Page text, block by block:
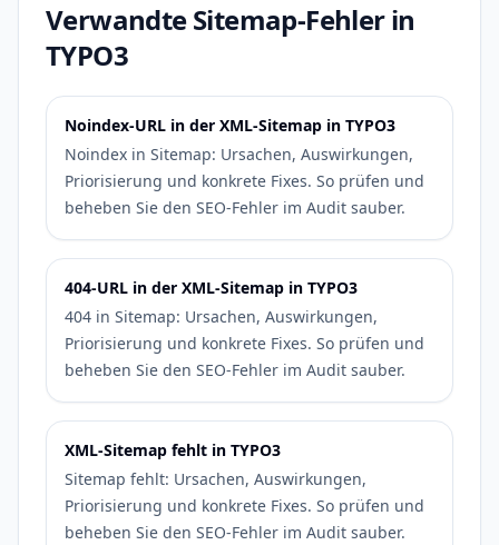
Verwandte Sitemap-Fehler in
TYPO3
Noindex-URL in der XML-Sitemap in TYPO3
Noindex in Sitemap: Ursachen, Auswirkungen,
Priorisierung und konkrete Fixes. So prüfen und
beheben Sie den SEO-Fehler im Audit sauber.
404-URL in der XML-Sitemap in TYPO3
404 in Sitemap: Ursachen, Auswirkungen,
Priorisierung und konkrete Fixes. So prüfen und
beheben Sie den SEO-Fehler im Audit sauber.
XML-Sitemap fehlt in TYPO3
Sitemap fehlt: Ursachen, Auswirkungen,
Priorisierung und konkrete Fixes. So prüfen und
beheben Sie den SEO-Fehler im Audit sauber.